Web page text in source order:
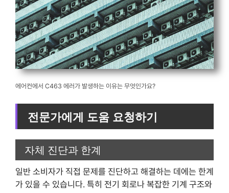
에어컨에서 C463 에러가 발생하는 이유는 무엇인가요?
전문가에게 도움 요청하기
자체 진단과 한계
일반 소비자가 직접 문제를 진단하고 해결하는 데에는 한계
가 있을 수 있습니다. 특히 전기 회로나 복잡한 기계 구조와